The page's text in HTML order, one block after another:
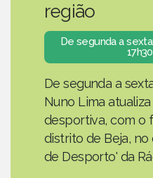
região
De segunda a
De segunda a
Nuno Lima
desportiva, com o
distrito de Beja, no
de Desporto' da